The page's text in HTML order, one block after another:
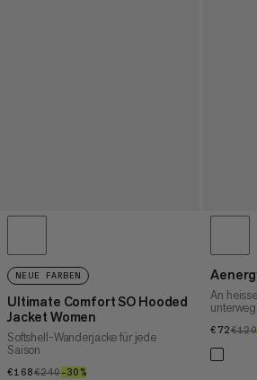
NEUE FARBEN
Ultimate Comfort SO Hooded
Jacket Women
Softshell-Wanderjacke für jede
Saison
€168€168
€240€240
–30%
An
€72€72
€120